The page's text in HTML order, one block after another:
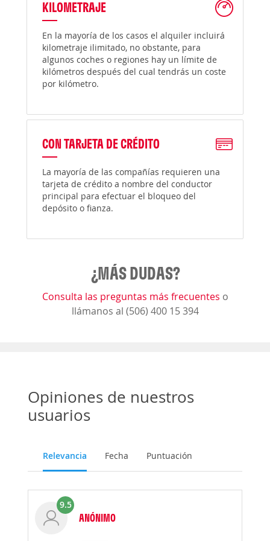
KILOMETRAJE
En la mayoría de los casos el alquiler incluirá
kilometraje ilimitado, no obstante, para
algunos coches o regiones hay un límite de
kilómetros después del cual tendrás un coste
por kilómetro.
CON TARJETA DE CRÉDITO
La mayoría de las compañías requieren una
tarjeta de crédito a nombre del conductor
principal para efectuar el bloqueo del
depósito o fianza.
¿MÁS DUDAS?
Consulta las preguntas más frecuentes o
llámanos al (506) 400 15 394
Opiniones de nuestros
usuarios
Relevancia Fecha Puntuación
9.5
ANÓNIMO